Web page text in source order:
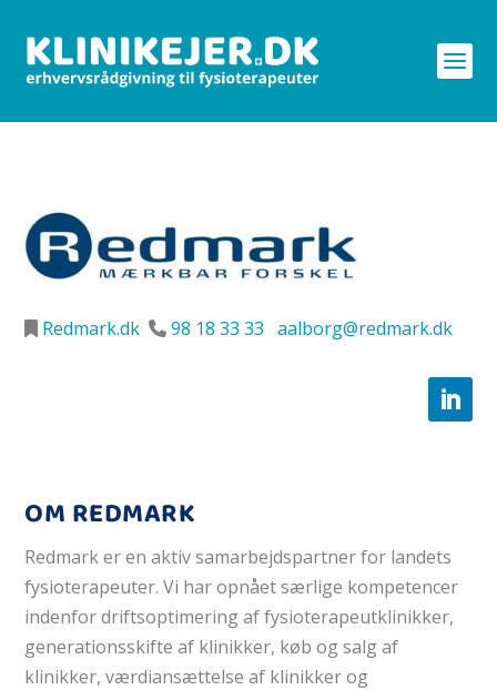
Redmark.dk 98 18 33 33 aalborg@redmark.dk
OM REDMARK
Redmark er en aktiv samarbejdspartner for landets
fysioterapeuter. Vi har opnået særlige kompetencer
indenfor driftsoptimering af fysioterapeutklinikker,
generationsskifte af klinikker, køb og salg af
klinikker, værdiansættelse af klinikker og